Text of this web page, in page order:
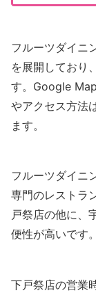
フルーツダイニ
を展開しており
す。Google
やアクセス方法
ます。
フルーツダイニ
専門のレストラ
戸祭店の他に、
便性が高いです。
下戸祭店の営業